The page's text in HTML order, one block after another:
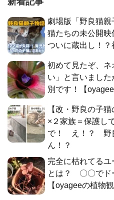
劇場版「野良猫
猫たちの未公開
ついに蔵出し！
初めて見たぞ、
い」と言いまし
別です！【
【改・野良の子
×２家族＝保護し
で！ え！？ 野
ん！？
完全に枯れてる
とは？ 〇〇でド
【oyageeの植物